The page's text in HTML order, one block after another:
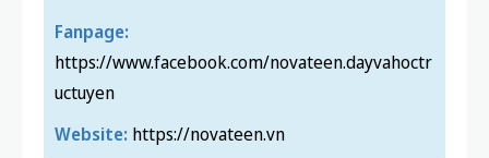
Fanpage:
https://www.facebook.com/novateen.dayvahoctr
uctuyen
Website: https://novateen.vn